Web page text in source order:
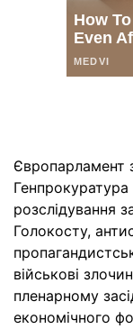
Європарламент
Генпрокуратура
розслідування
Голокосту,
військові
пленарному
економічного